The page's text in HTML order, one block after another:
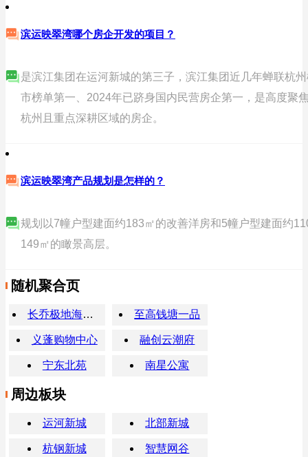
滨运映翠湾哪个房企开发的项目？
是滨江集团在运河新城的第三子，滨江集团近几年蝉联杭
市榜单第一、2024年已跻身国内民营房企第一，是高度聚
杭州且重点深耕区域的房企。
滨运映翠湾产品规划是怎样的？
规划以7幢户型建面约183㎡的改善洋房和5幢户型建⾯约
149㎡的瞰景高层。
随机聚合页
长乔极地海洋公园 至高钱塘一品
义蓬购物中心 融创云潮府
宁东北苑 南星公寓
周边板块
运河新城 北部新城
杭钢新城 智慧网谷